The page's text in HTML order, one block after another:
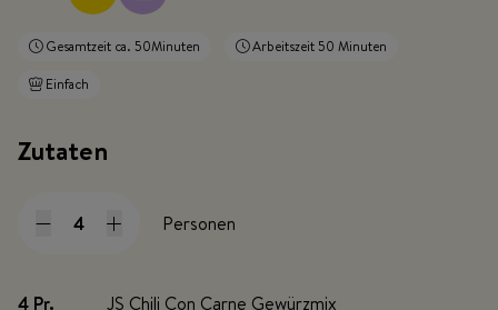
Gesamtzeit ca. 50Minuten
Arbeitszeit 50 Minuten
Einfach
Zutaten
Personen
4 Pr.
JS Chili Con Carne Gewürzmix